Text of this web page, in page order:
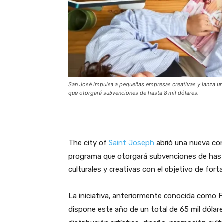
San José impulsa a pequeñas empresas creativas y lanza
que otorgará subvenciones de hasta 8 mil dólares.
The city of Saint Joseph abrió una nueva
programa que otorgará subvenciones de
culturales y creativas con el objetivo de
La iniciativa, anteriormente conocida como
dispone este año de un total de 65 mil